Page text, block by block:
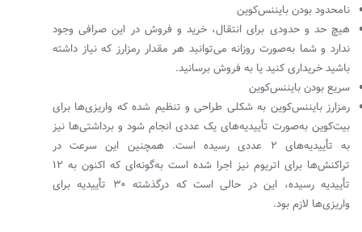
نامحدود بودن بایننس‌کوین
هیچ حد و حدودی برای انتقال، خرید و فروش در این صرافی وجود
ندارد و شما به‌صورت روزانه می‌توانید هر مقدار رمزارز که نیاز داشته
باشید خریداری کنید یا به فروش برسانید.
سریع بودن بایننس‌کوین
رمزارز بایننس‌کوین به شکلی طراحی و تنظیم شده که واریزی‌ها برای
بیت‌کوین به‌صورت تأییدیه‌های یک عددی انجام شود و برداشتی‌ها نیز
به تأییدیه‌های ۲ عددی رسیده است. همچنین این سرعت در
تراکنش‌ها برای اتریوم نیز اجرا شده است به‌گونه‌ای که اکنون به 12
تأییدیه رسیده، این در حالی است که درگذشته 30 تأییدیه برای
واریزی‌ها لازم بود.